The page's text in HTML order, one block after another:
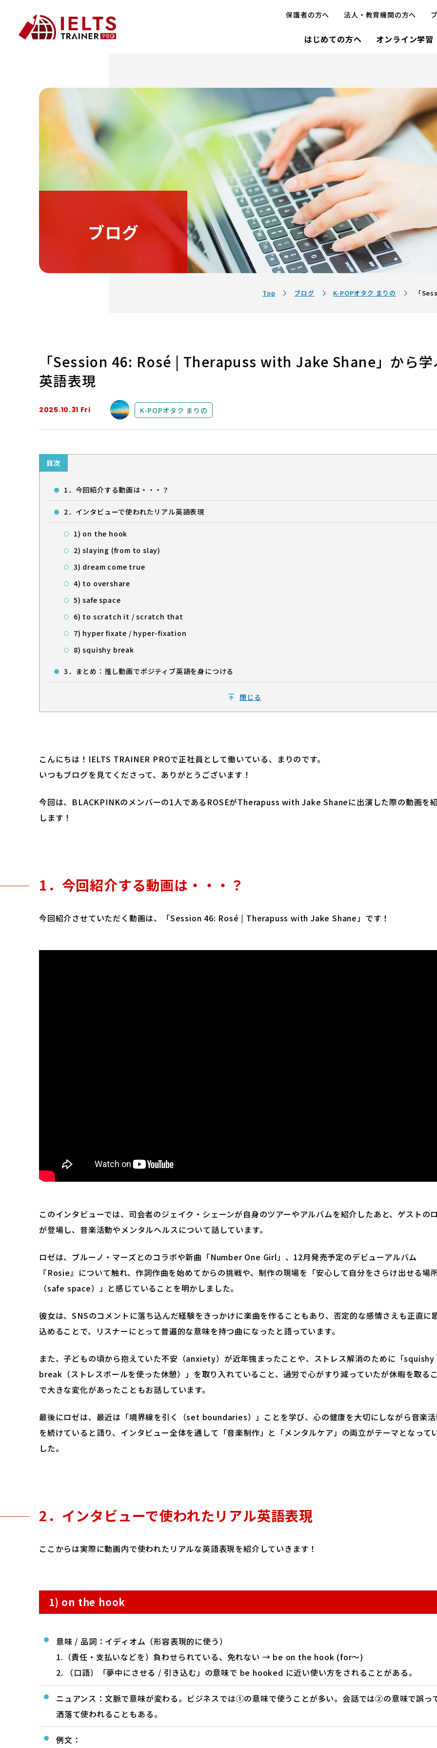
はじめての方へ オンライン学習
保護者の方へ 法人・教育機関の方へ
ブログ
Top ブログ K-POPオタク まりの 「
「Session 46: Rosé | Therapuss with Jake Shane」から学
英語表現
2025.10.31 Fri K-POPオタク まりの
目次
1．今回紹介する動画は・・・？
2．インタビューで使われたリアル英語表現
1) on the hook
2) slaying (from to slay)
3) dream come true
4) to overshare
5) safe space
6) to scratch it / scratch that
7) hyper fixate / hyper-fixation
8) squishy break
3．まとめ：推し動画でポジティブ英語を身につける
閉じる
こんにちは！IELTS TRAINER PROで正社員として働いている、まりのです。
いつもブログを見てくださって、ありがとうございます！
今回は、BLACKPINKのメンバーの1人であるROSEがTherapuss with Jake Shaneに出演した際の動画を
します！
1．今回紹介する動画は・・・？
今回紹介させていただく動画は、「Session 46: Rosé | Therapuss with Jake Shane」です！
このインタビューでは、司会者のジェイク・シェーンが自身のツアーやアルバムを紹介したあと、ゲストの
が登場し、音楽活動やメンタルヘルスについて話しています。
ロゼは、ブルーノ・マーズとのコラボや新曲「Number One Girl」、12月発売予定のデビューアルバム
『Rosie』について触れ、作詞作曲を始めてからの挑戦や、制作の現場を「安心して自分をさらけ出せる場
（safe space）」と感じていることを明かしました。
彼女は、SNSのコメントに落ち込んだ経験をきっかけに楽曲を作ることもあり、否定的な感情さえも正直に
込めることで、リスナーにとって普遍的な意味を持つ曲になったと語っています。
また、子どもの頃から抱えていた不安（anxiety）が近年強まったことや、ストレス解消のために「squishy
break（ストレスボールを使った休憩）」を取り入れていること、過労で心がすり減っていたが休暇を取る
で大きな変化があったこともお話しています。
最後にロゼは、最近は「境界線を引く（set boundaries）」ことを学び、心の健康を大切にしながら音楽
を続けていると語り、インタビュー全体を通して「音楽制作」と「メンタルケア」の両立がテーマとなって
した。
2．インタビューで使われたリアル英語表現
ここからは実際に動画内で使われたリアルな英語表現を紹介していきます！
1) on the hook
意味 / 品詞：イディオム（形容表現的に使う）
1.（責任・支払いなどを）負わせられている、免れない → be on the hook (for〜)
2. （口語）「夢中にさせる / 引き込む」の意味で be hooked に近い使い方をされることがある。
ニュアンス：文脈で意味が変わる。ビジネスでは①の意味で使うことが多い。会話では②の意味で誤っ
洒落て使われることもある。
例文：